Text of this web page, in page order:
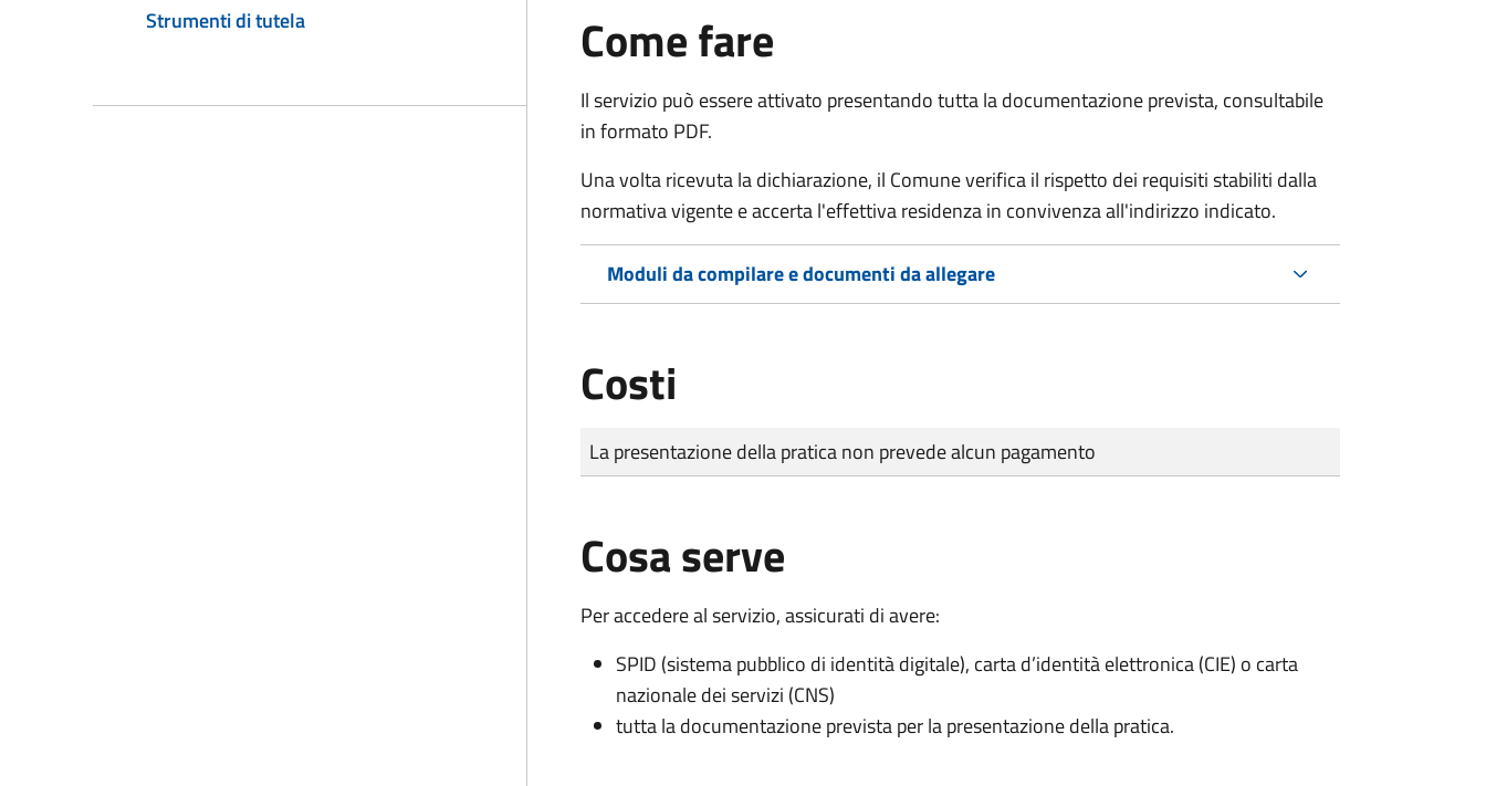
Strumenti di tutela
Come fare
Il servizio può essere attivato presentando tutta la documentazione prevista, consultabile
in formato PDF.
Una volta ricevuta la dichiarazione, il Comune verifica il rispetto dei requisiti stabiliti dalla
normativa vigente e accerta l'effettiva residenza in convivenza all'indirizzo indicato.
Moduli da compilare e documenti da allegare
Costi
Tipo di pagamento
Importo
La presentazione della pratica non prevede alcun pagamento
Cosa serve
Per accedere al servizio, assicurati di avere:
SPID (sistema pubblico di identità digitale), carta d’identità elettronica (CIE) o carta
nazionale dei servizi (CNS)
tutta la documentazione prevista per la presentazione della pratica.